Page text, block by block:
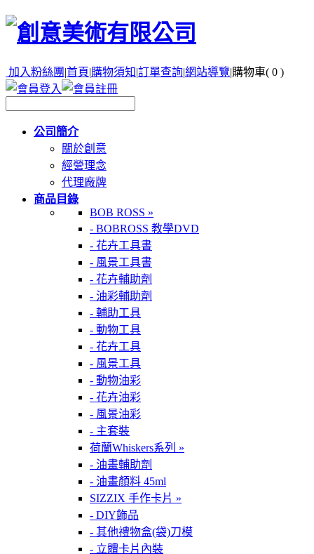
加入粉絲團 |首頁|購物須知|訂單查詢|網站導覽|購物車( 0 )
公司簡介
關於創意
經營理念
代理廠牌
商品目錄
BOB ROSS »
- BOBROSS 教學DVD
- 花卉工具書
- 風景工具書
- 花卉輔助劑
- 油彩輔助劑
- 輔助工具
- 動物工具
- 花卉工具
- 風景工具
- 動物油彩
- 花卉油彩
- 風景油彩
- 主套裝
荷蘭Whiskers系列 »
- 油畫輔助劑
- 油畫顏料 45ml
SIZZIX 手作卡片 »
- DIY飾品
- 其他禮物盒(袋)刀模
- 立體卡片內裝